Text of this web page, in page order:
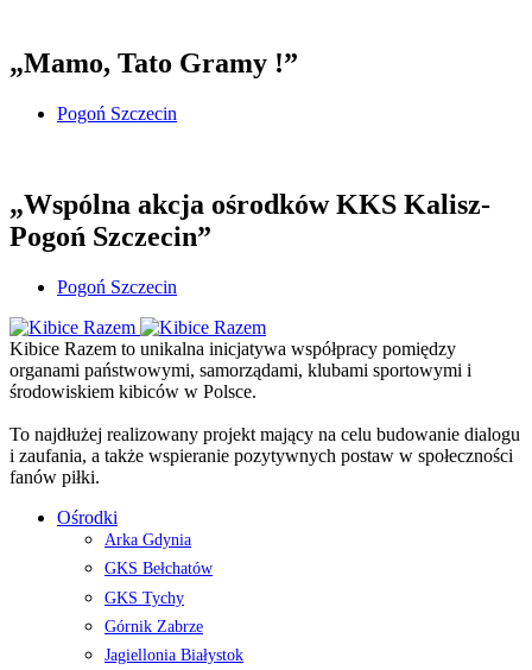
„Mamo, Tato Gramy !”
Pogoń Szczecin
„Wspólna akcja ośrodków KKS Kalisz-
Pogoń Szczecin”
Pogoń Szczecin
Kibice Razem to unikalna inicjatywa współpracy pomiędzy
organami państwowymi, samorządami, klubami sportowymi i
środowiskiem kibiców w Polsce.
To najdłużej realizowany projekt mający na celu budowanie dialogu
i zaufania, a także wspieranie pozytywnych postaw w społeczności
fanów piłki.
Ośrodki
Arka Gdynia
GKS Bełchatów
GKS Tychy
Górnik Zabrze
Jagiellonia Białystok